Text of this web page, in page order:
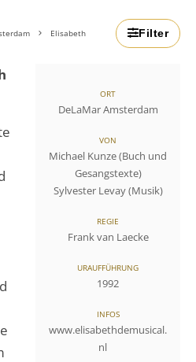
Elisabeth Filter
ORT
DeLaMar Amsterdam
VON
Michael Kunze (Buch und
Gesangstexte)
Sylvester Levay (Musik)
REGIE
Frank van Laecke
URAUFFÜHRUNG
1992
INFOS
www.elisabethdemusical.
nl